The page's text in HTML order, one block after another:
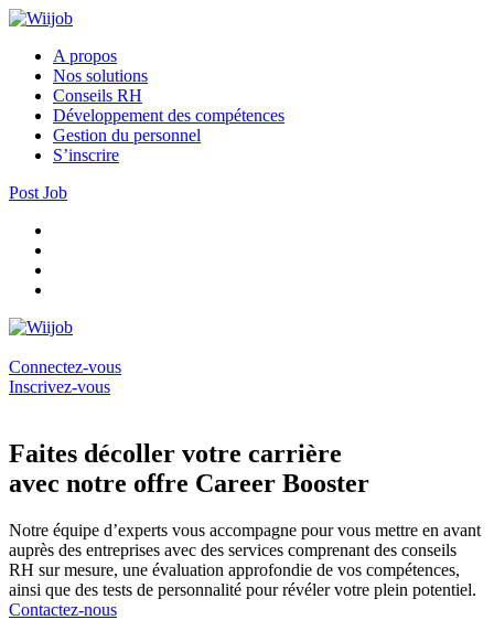
A propos
Nos solutions
Conseils RH
Développement des compétences
Gestion du personnel
S’inscrire
Post Job
Connectez-vous
Inscrivez-vous
Faites décoller votre carrière
avec notre offre Career Booster
Notre équipe d’experts vous accompagne pour vous mettre en avant
auprès des entreprises avec des services comprenant des conseils
RH sur mesure, une évaluation approfondie de vos compétences,
ainsi que des tests de personnalité pour révéler votre plein potentiel.
Contactez-nous